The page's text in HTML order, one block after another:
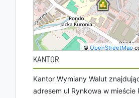
©OpenStreetMap
KANTOR
Kantor Wymiany Walut
adresem ul Rynkowa w mieście